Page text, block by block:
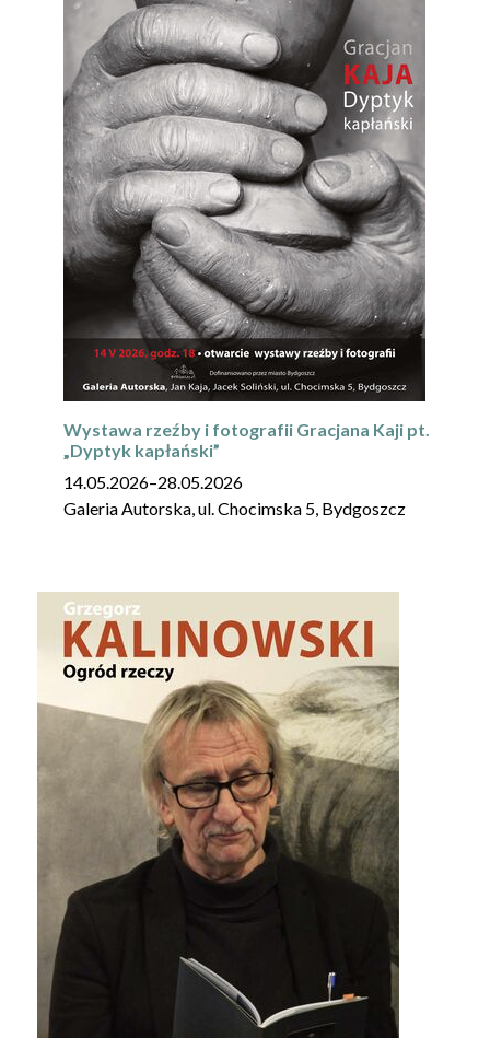
Wystawa rzeźby i fotografii Gracjana Kaji pt.
„Dyptyk kapłański”
14.05.2026–28.05.2026
Galeria Autorska, ul. Chocimska 5, Bydgoszcz